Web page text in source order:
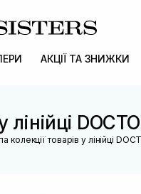
АКЦІЇ ТА ЗНИЖКИ
лінійці
колекції товарів у лінійці